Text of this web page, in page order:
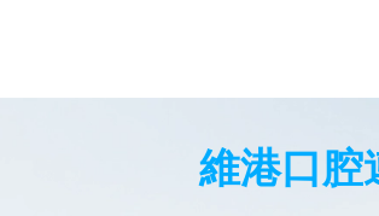
維港口腔